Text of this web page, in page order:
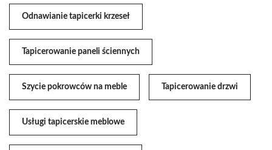
Odnawianie tapicerki krzeseł
Tapicerowanie paneli ściennych
Szycie pokrowców na meble Tapicerowanie drzwi
Usługi tapicerskie meblowe